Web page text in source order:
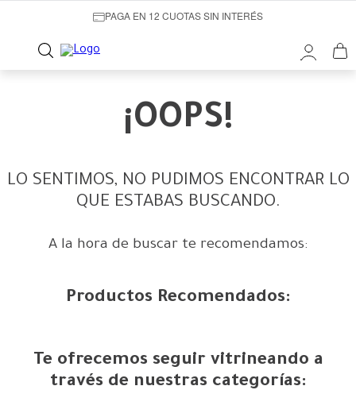
PAGA EN 12 CUOTAS SIN INTERÉS
¡OOPS!
LO SENTIMOS, NO PUDIMOS ENCONTRAR LO
QUE ESTABAS BUSCANDO.
A la hora de buscar te recomendamos:
Productos Recomendados:
Te ofrecemos seguir vitrineando a
través de nuestras categorías: